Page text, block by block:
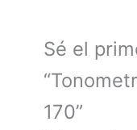
Sé el
170”